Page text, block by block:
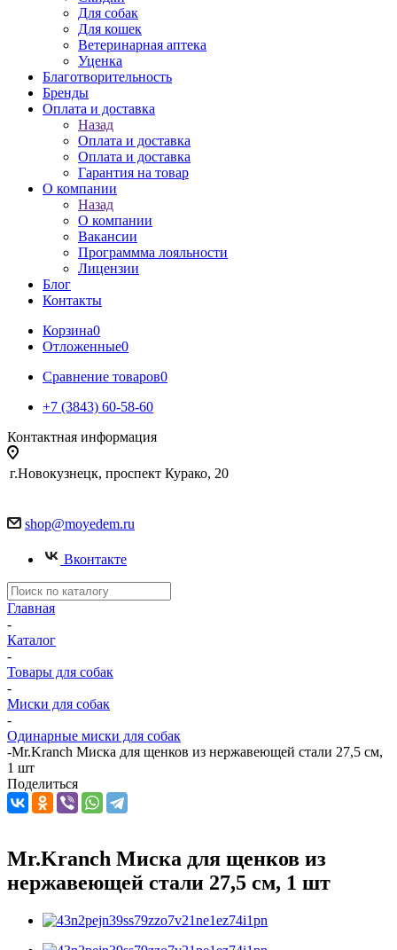
Для собак
Для кошек
Ветеринарная аптека
Уценка
Благотворительность
Бренды
Оплата и доставка
Назад
Оплата и доставка
Оплата и доставка
Гарантия на товар
О компании
Назад
О компании
Вакансии
Программма лояльности
Лицензии
Блог
Контакты
Корзина0
Отложенные0
Сравнение товаров0
+7 (3843) 60-58-60
Контактная информация
г.Новокузнецк, проспект Курако, 20
shop@moyedem.ru
Вконтакте
Главная
-
Каталог
-
Товары для собак
-
Миски для собак
-
Одинарные миски для собак
-Mr.Kranch Миска для щенков из нержавеющей стали 27,5 см,
1 шт
Поделиться
Mr.Kranch Миска для щенков из
нержавеющей стали 27,5 см, 1 шт